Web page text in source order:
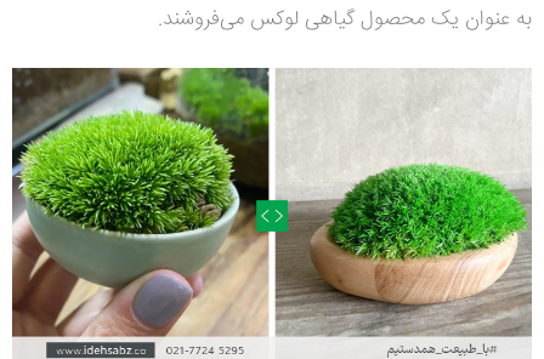
به عنوان یک محصول گیاهی لوکس می‌فروشند.